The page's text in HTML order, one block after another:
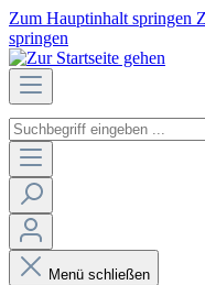
Zum Hauptinhalt springen
springen
Menü schließen